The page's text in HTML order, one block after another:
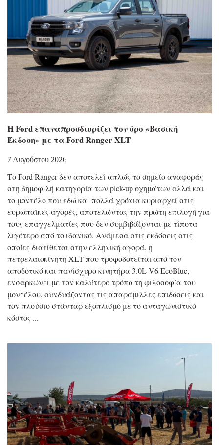
Η Ford επαναπροσδιορίζει τον όρο «Βασική
Έκδοση» με τα Ford Ranger XLT
7 Αυγούστου 2026
Το Ford Ranger δεν αποτελεί απλώς το σημείο αναφοράς
στη δημοφιλή κατηγορία των pick-up οχημάτων αλλά και
το μοντέλο που εδώ και πολλά χρόνια κυριαρχεί στις
ευρωπαϊκές αγορές, αποτελώντας την πρώτη επιλογή για
τους επαγγελματίες που δεν συμβιβάζονται με τίποτα
λιγότερο από το ιδανικό. Ανάμεσα στις εκδόσεις στις
οποίες διατίθεται στην ελληνική αγορά, η
πετρελαιοκίνητη XLT που τροφοδοτείται από τον
αποδοτικό και πανίσχυρο κινητήρα 3.0L V6 EcoBlue,
ενσαρκώνει με τον καλύτερο τρόπο τη φιλοσοφία του
μοντέλου, συνδυάζοντας τις απαράμιλλες επιδόσεις και
τον πλούσιο στάνταρ εξοπλισμό με το ανταγωνιστικό
κόστος